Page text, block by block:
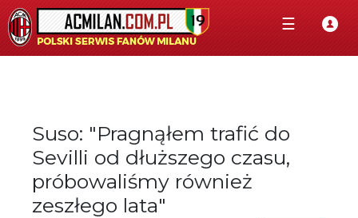
☰
Suso: "Pragnąłem trafić do
Sevilli od dłuższego czasu,
próbowaliśmy również
zeszłego lata"